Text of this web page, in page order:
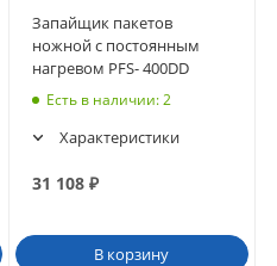
Запайщик пакетов
ножной с постоянным
нагревом PFS- 400DD
Есть в наличии: 2
Характеристики
31 108₽
В корзину